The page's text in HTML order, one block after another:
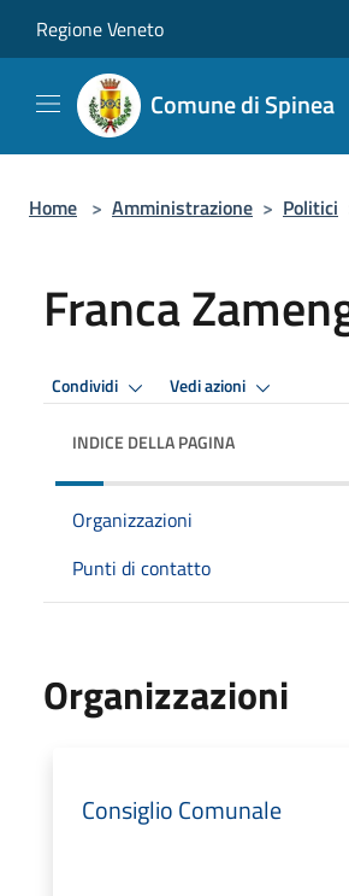
Regione Veneto
Comune di Spinea
Home > Amministrazione > Politici
Franca
Condividi Vedi azioni
INDICE DELLA PAGINA
Organizzazioni
Punti di contatto
Organizzazioni
Consiglio Comunale